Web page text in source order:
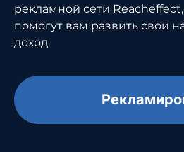
рекламной сети
помогут вам развить свои
доход.